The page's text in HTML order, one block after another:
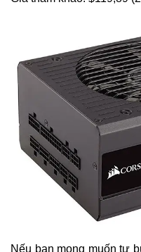
Nếu bạn mong muốn tự